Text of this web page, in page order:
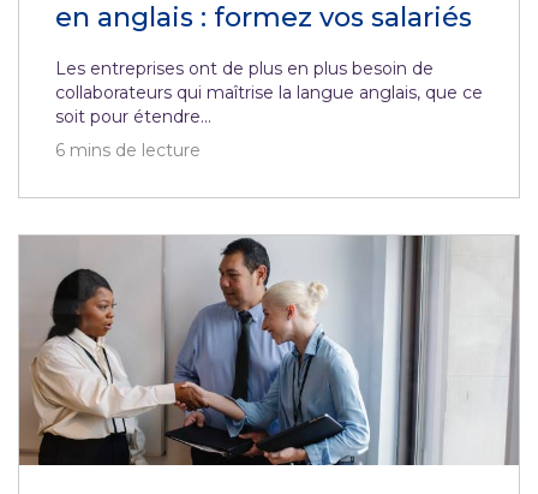
en anglais : formez vos salariés
Les entreprises ont de plus en plus besoin de
collaborateurs qui maîtrise la langue anglais, que ce
soit pour étendre...
6 mins de lecture